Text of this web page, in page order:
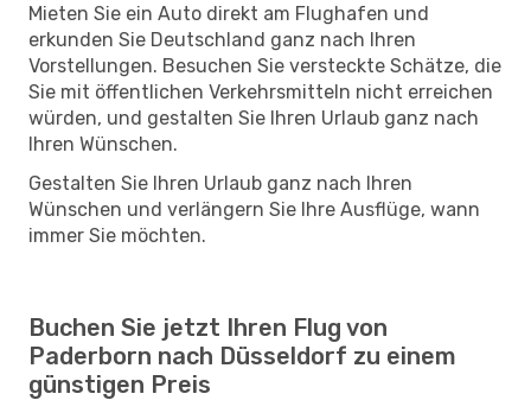
Mieten Sie ein Auto direkt am Flughafen und
erkunden Sie Deutschland ganz nach Ihren
Vorstellungen. Besuchen Sie versteckte Schätze, die
Sie mit öffentlichen Verkehrsmitteln nicht erreichen
würden, und gestalten Sie Ihren Urlaub ganz nach
Ihren Wünschen.
Gestalten Sie Ihren Urlaub ganz nach Ihren
Wünschen und verlängern Sie Ihre Ausflüge, wann
immer Sie möchten.
Buchen Sie jetzt Ihren Flug von
Paderborn nach Düsseldorf zu einem
günstigen Preis